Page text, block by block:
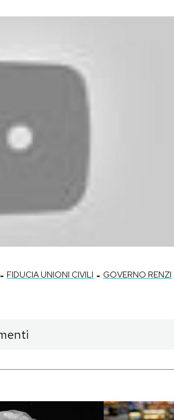
- FIDUCIA UNIONI CIVILI - GOVERNO RENZI